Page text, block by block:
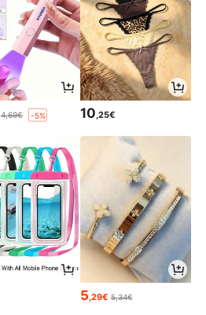
4,69€ -5% 10 ,25€
5,29€ 5,34€